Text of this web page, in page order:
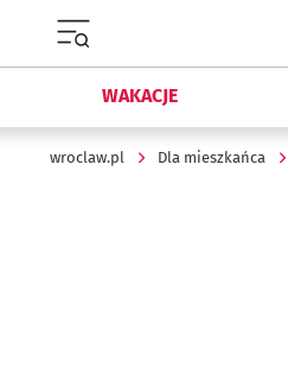
WAKACJE
wroclaw.pl Dla mieszkańca